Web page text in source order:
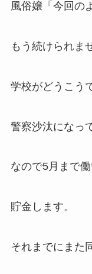
風俗嬢「今回の
もう続けられま
学校がどうこう
警察沙汰になっ
なので5月まで
貯金します。
それまでにまた